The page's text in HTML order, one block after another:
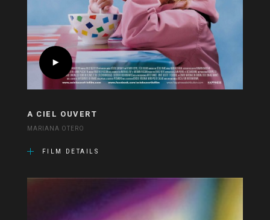
A CIEL OUVERT
MARIANA OTERO
FILM DETAILS